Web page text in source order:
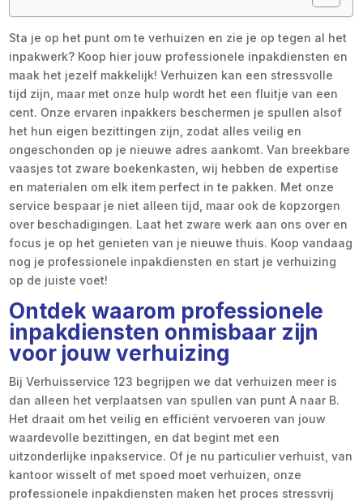
Sta je op het punt om te verhuizen en zie je op tegen al het
inpakwerk? Koop hier jouw professionele inpakdiensten en
maak het jezelf makkelijk! Verhuizen kan een stressvolle
tijd zijn, maar met onze hulp wordt het een fluitje van een
cent. Onze ervaren inpakkers beschermen je spullen alsof
het hun eigen bezittingen zijn, zodat alles veilig en
ongeschonden op je nieuwe adres aankomt. Van breekbare
vaasjes tot zware boekenkasten, wij hebben de expertise
en materialen om elk item perfect in te pakken. Met onze
service bespaar je niet alleen tijd, maar ook de kopzorgen
over beschadigingen. Laat het zware werk aan ons over en
focus je op het genieten van je nieuwe thuis. Koop vandaag
nog je professionele inpakdiensten en start je verhuizing
op de juiste voet!
Ontdek waarom professionele
inpakdiensten onmisbaar zijn
voor jouw verhuizing
Bij Verhuisservice 123 begrijpen we dat verhuizen meer is
dan alleen het verplaatsen van spullen van punt A naar B.
Het draait om het veilig en efficiënt vervoeren van jouw
waardevolle bezittingen, en dat begint met een
uitzonderlijke inpakservice. Of je nu particulier verhuist, van
kantoor wisselt of met spoed moet verhuizen, onze
professionele inpakdiensten maken het proces stressvrij